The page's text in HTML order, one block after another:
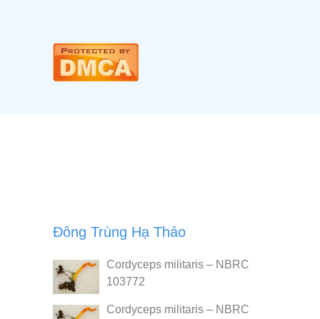
Đông Trùng Hạ Thảo
Cordyceps militaris – NBRC
103772
Cordyceps militaris – NBRC